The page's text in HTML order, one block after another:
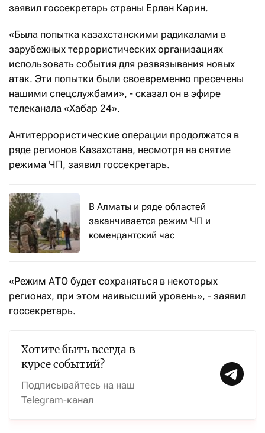
заявил госсекретарь страны Ерлан Карин.
«Была попытка казахстанскими радикалами в
зарубежных террористических организациях
использовать события для развязывания новых
атак. Эти попытки были своевременно пресечены
нашими спецслужбами», - сказал он в эфире
телеканала «Хабар 24».
Антитеррористические операции продолжатся в
ряде регионов Казахстана, несмотря на снятие
режима ЧП, заявил госсекретарь.
В Алматы и ряде областей
заканчивается режим ЧП и
комендантский час
«Режим АТО будет сохраняться в некоторых
регионах, при этом наивысший уровень», - заявил
госсекретарь.
Хотите быть всегда в
курсе событий?
Подписывайтесь на наш
Telegram-канал